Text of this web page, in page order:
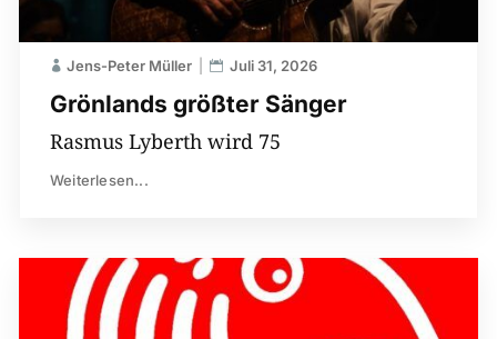
Grönlands größter Sänger
Jens-Peter Müller Juli 31, 2026
Rasmus Lyberth wird 75
Weiterlesen...